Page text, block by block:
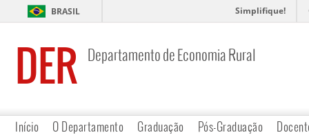
BRASIL Simplifique!
DER Departamento de Economia Rural
Início O Departamento Graduação Pós-Graduação